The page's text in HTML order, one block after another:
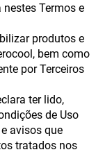
Termos e
produtos e
bem como
por Terceiros
ter lido,
de Uso
avisos que
tratados nos